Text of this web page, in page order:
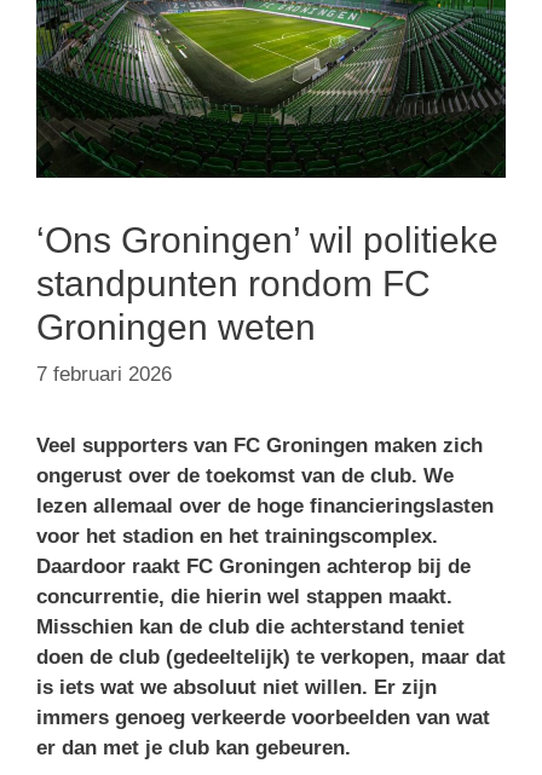
‘Ons Groningen’ wil politieke
standpunten rondom FC
Groningen weten
7 februari 2026
Veel supporters van FC Groningen maken zich
ongerust over de toekomst van de club. We
lezen allemaal over de hoge financieringslasten
voor het stadion en het trainingscomplex.
Daardoor raakt FC Groningen achterop bij de
concurrentie, die hierin wel stappen maakt.
Misschien kan de club die achterstand teniet
doen de club (gedeeltelijk) te verkopen, maar dat
is iets wat we absoluut niet willen. Er zijn
immers genoeg verkeerde voorbeelden van wat
er dan met je club kan gebeuren.